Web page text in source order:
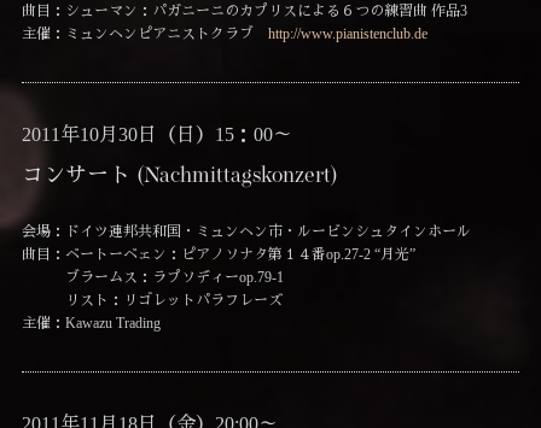
曲目：シューマン：パガニーニのカプリスによる６つの練習曲 作品3
主催：ミュンヘンピアニストクラブ http://www.pianistenclub.de
2011年10月30日（日）15：00～
コンサート (Nachmittagskonzert)
会場：ドイツ連邦共和国・ミュンヘン市・ルービンシュタインホール
曲目：ベートーベェン：ピアノソナタ第１４番op.27-2 “月光”
ブラームス：ラプソディーop.79-1
リスト：リゴレットパラフレーズ
主催：Kawazu Trading
2011年11月18日（金）20:00～